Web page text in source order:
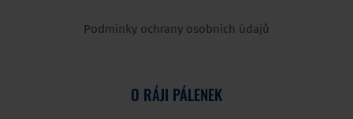
Podmínky ochrany osobních údajů
O RÁJI PÁLENEK